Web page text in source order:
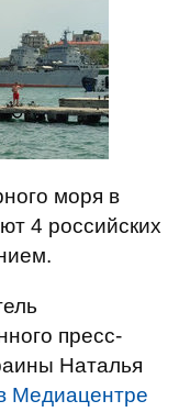
моря в
4 российских
пресс-
Наталья
Медиацентре